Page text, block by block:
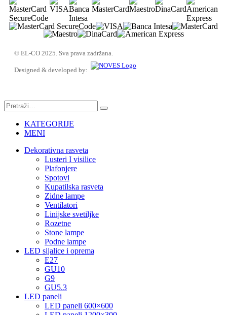
© EL-CO 2025. Sva prava zadržana.
Designed & developed by:
KATEGORIJE
MENI
Dekorativna rasveta
Lusteri I visilice
Plafonjere
Spotovi
Kupatilska rasveta
Zidne lampe
Ventilatori
Linijske svetiljke
Rozetne
Stone lampe
Podne lampe
LED sijalice i oprema
E27
GU10
G9
GU5.3
LED paneli
LED paneli 600×600